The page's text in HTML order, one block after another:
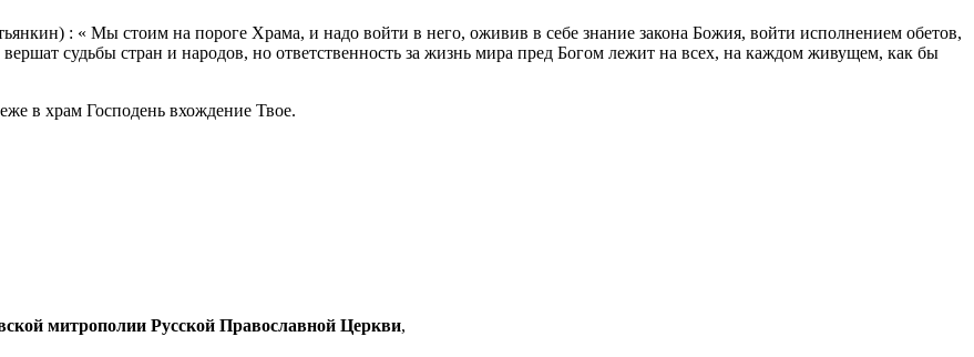
: « Мы стоим на пороге Храма, и надо войти в него, оживив в себе знание закона Божия, войти исполнением обетов,
судьбы стран и народов, но ответственность за жизнь мира пред Богом лежит на всех, на каждом живущем, как бы
в храм Господень вхождение Твое.
митрополии Русской Православной Церкви,